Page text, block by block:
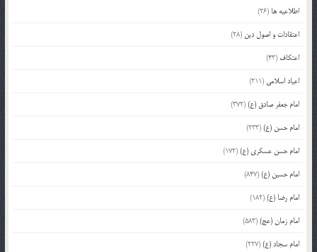
اطلاعیه ها (26)
اعتقادات و اصول دین (28)
اعتکاف (43)
اعیاد اسلامی (211)
امام جعفر صادق (ع)(372)
امام حسن (ع)(233)
امام حسن عسکری (ع)(172)
امام حسین (ع)(847)
امام رضا (ع)(182)
امام زمان (عج)(583)
امام سجاد (ع)(227)